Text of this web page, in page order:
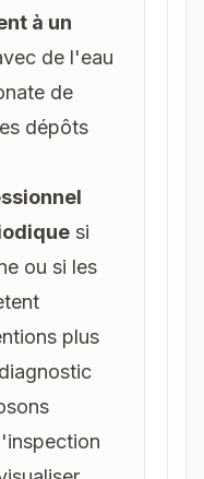
à un
de l'eau
de
dépôts
si
ou si les
plus
inspection